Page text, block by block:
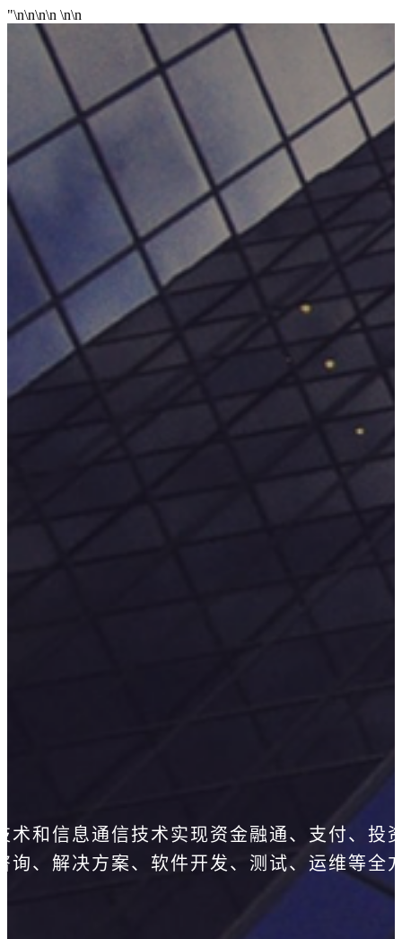
"\n\n\n\n \n\n
和信息通信技术实现资金融通、支付、投
、解决方案、软件开发、测试、运维等全